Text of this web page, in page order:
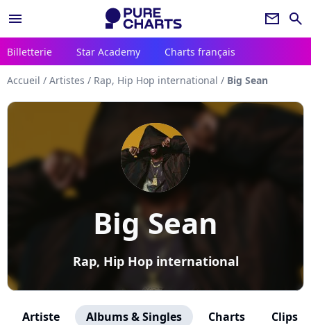
menu newsletter search
Billetterie Star Academy Charts français
Accueil / Artistes / Rap, Hip Hop international / Big Sean
Big Sean
Rap, Hip Hop international
Artiste Albums & Singles Charts Clips